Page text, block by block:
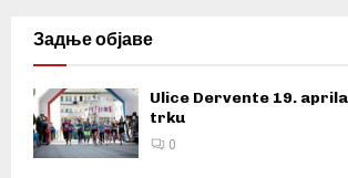
Задње објаве
Ulice Dervente 19.
trku
0